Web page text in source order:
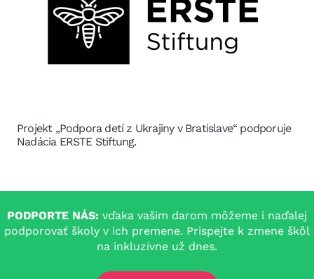
Projekt „Podpora detí z Ukrajiny v Bratislave“ podporuje
Nadácia ERSTE Stiftung.
PODPORTE NÁS: vďaka vašim darom môžeme i naďalej
podporovať školy v ich premene. Prispejte k zmene škôl
na inkluzívne už dnes.